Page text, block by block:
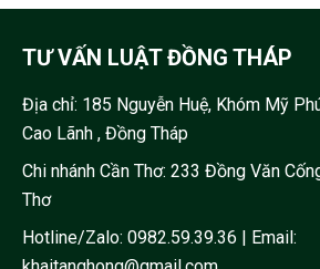
TƯ VẤN LUẬT ĐỒNG THÁP
Địa chỉ: 185 Nguyễn Huệ, Khóm Mỹ
Cao Lãnh , Đồng Tháp
Chi nhánh Cần Thơ: 233 Đồng Văn
Thơ
Hotline/Zalo: 0982.59.39.36 | Email: